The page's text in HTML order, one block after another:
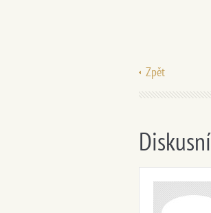
Zpět